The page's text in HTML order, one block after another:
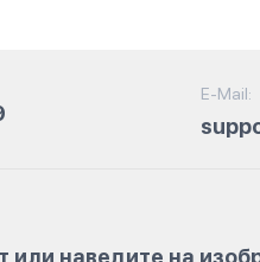
E-Mail:
или наведите на